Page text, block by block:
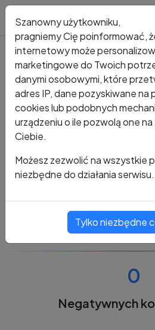
Kto dzwonił? Numer +48 782
+48 782
0
Negatywnych
Szanowny użytkowniku,
pragniemy Cię poinformować,
internetowy może
marketingowe do Twoich
danymi osobowymi, które
adres IP, dane pozyskiwane
cookies lub podobnych
urządzeniu o ile pozwolą one
Ciebie.
Możesz zezwolić na wszystkie
niezbędne do działania serwisu.
Tylko niezbędne